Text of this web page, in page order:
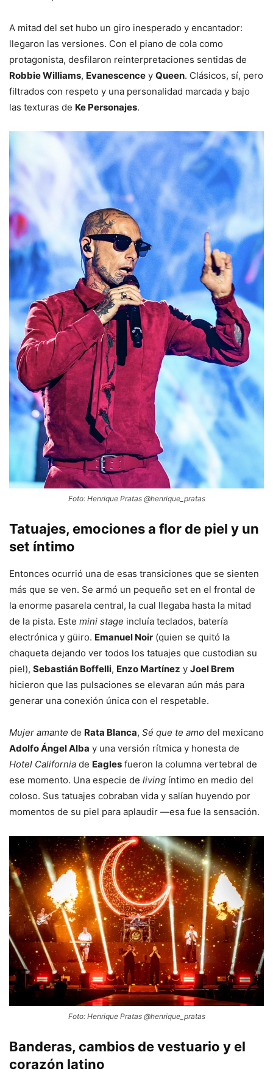
A mitad del set hubo un giro inesperado y encantador:
llegaron las versiones. Con el piano de cola como
protagonista, desfilaron reinterpretaciones sentidas de
Robbie Williams, Evanescence y Queen. Clásicos, sí, pero
filtrados con respeto y una personalidad marcada y bajo
las texturas de Ke Personajes.
Foto: Henrique Pratas @henrique_pratas
Tatuajes, emociones a flor de piel y un
set íntimo
Entonces ocurrió una de esas transiciones que se sienten
más que se ven. Se armó un pequeño set en el frontal de
la enorme pasarela central, la cual llegaba hasta la mitad
de la pista. Este mini stage incluía teclados, batería
electrónica y güiro. Emanuel Noir (quien se quitó la
chaqueta dejando ver todos los tatuajes que custodian su
piel), Sebastián Boffelli, Enzo Martínez y Joel Brem
hicieron que las pulsaciones se elevaran aún más para
generar una conexión única con el respetable.
Mujer amante de Rata Blanca, Sé que te amo del mexicano
Adolfo Ángel Alba y una versión rítmica y honesta de
Hotel California de Eagles fueron la columna vertebral de
ese momento. Una especie de living íntimo en medio del
coloso. Sus tatuajes cobraban vida y salían huyendo por
momentos de su piel para aplaudir —esa fue la sensación.
Foto: Henrique Pratas @henrique_pratas
Banderas, cambios de vestuario y el
corazón latino